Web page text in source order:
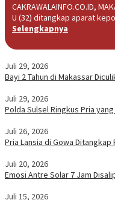
CAKRAWALAINFO.CO.ID,
U (32) ditangkap aparat
Selengkapnya
Juli 29, 2026
Bayi 2 Tahun di Makassar
Juli 29, 2026
Polda Sulsel Ringkus Pria
Juli 26, 2026
Pria Lansia di Gowa
Juli 20, 2026
Emosi Antre Solar 7 Jam
Juli 15, 2026